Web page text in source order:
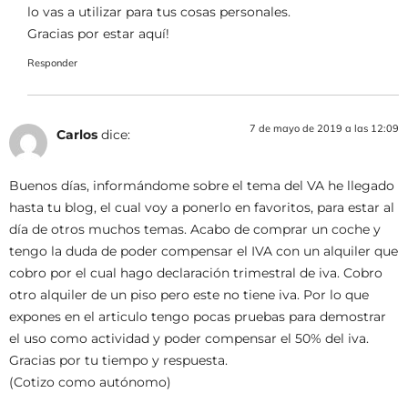
lo vas a utilizar para tus cosas personales.
Gracias por estar aquí!
Responder
Carlos dice: 7 de mayo de 2019 a las 12:09
Buenos días, informándome sobre el tema del VA he llegado
hasta tu blog, el cual voy a ponerlo en favoritos, para estar al
día de otros muchos temas. Acabo de comprar un coche y
tengo la duda de poder compensar el IVA con un alquiler que
cobro por el cual hago declaración trimestral de iva. Cobro
otro alquiler de un piso pero este no tiene iva. Por lo que
expones en el articulo tengo pocas pruebas para demostrar
el uso como actividad y poder compensar el 50% del iva.
Gracias por tu tiempo y respuesta.
(Cotizo como autónomo)